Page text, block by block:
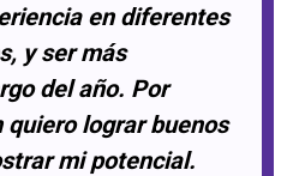
en diferentes
y ser más
del año. Por
lograr buenos
mi potencial.